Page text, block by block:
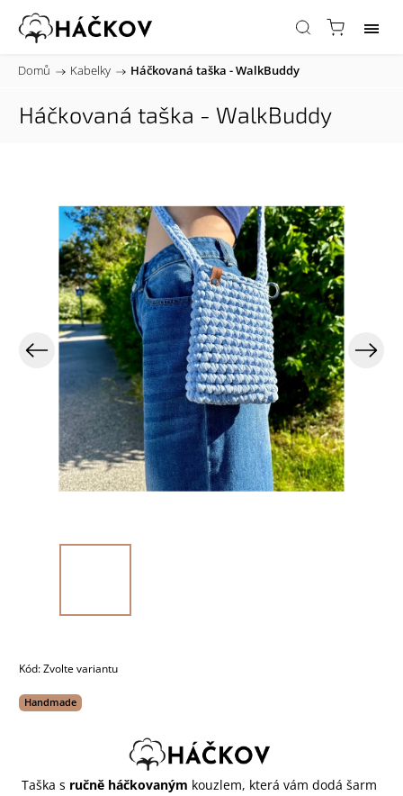
Domů / Kabelky / Háčkovaná taška - WalkBuddy
Háčkovaná taška - WalkBuddy
Kód:Zvolte variantu
Handmade
Taška s ručně háčkovaným kouzlem, která vám dodá šarm